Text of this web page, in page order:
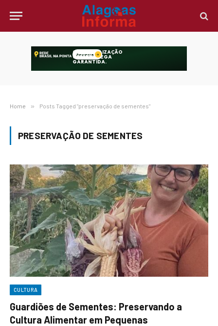
Home » Posts Tagged "preservação de sementes"
PRESERVAÇÃO DE SEMENTES
CULTURA
Guardiões de Sementes: Preservando a
Cultura Alimentar em Pequenas